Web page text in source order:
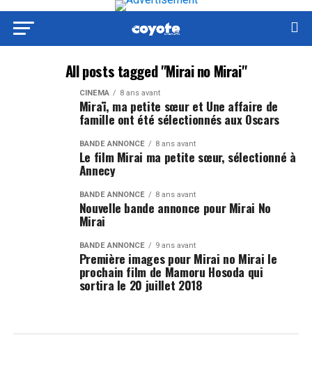
All posts tagged "Mirai no Mirai"
CINÉMA 8 ans avant
Miraï, ma petite sœur et Une affaire de
famille ont été sélectionnés aux Oscars
BANDE ANNONCE 8 ans avant
Le film Mirai ma petite sœur, sélectionné à
Annecy
BANDE ANNONCE 8 ans avant
Nouvelle bande annonce pour Mirai No
Mirai
BANDE ANNONCE 9 ans avant
Première images pour Mirai no Mirai le
prochain film de Mamoru Hosoda qui
sortira le 20 juillet 2018